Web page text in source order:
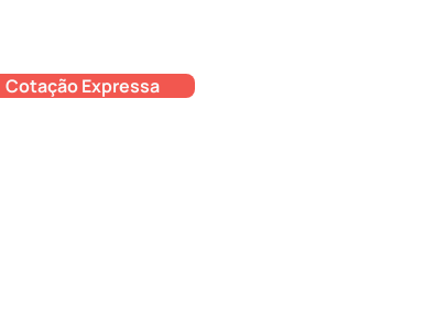
Cotação Expressa